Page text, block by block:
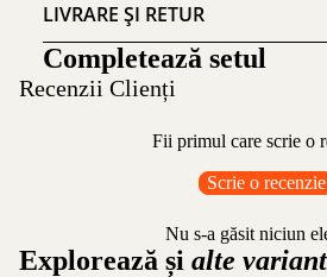
LIVRARE ȘI RETUR
Completează setul
Recenzii Clienți
Fii primul care scrie o
Scrie o recenzie
Nu s-a găsit niciun
Explorează și alte